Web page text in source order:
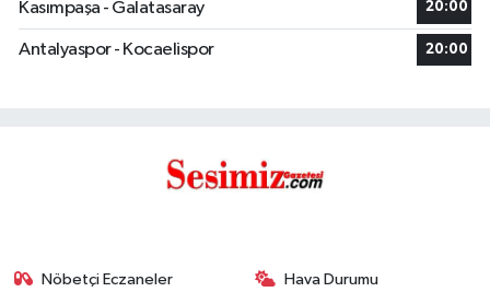
Kasımpaşa - Galatasaray 20:00
Antalyaspor - Kocaelispor 20:00
Nöbetçi Eczaneler Hava Durumu